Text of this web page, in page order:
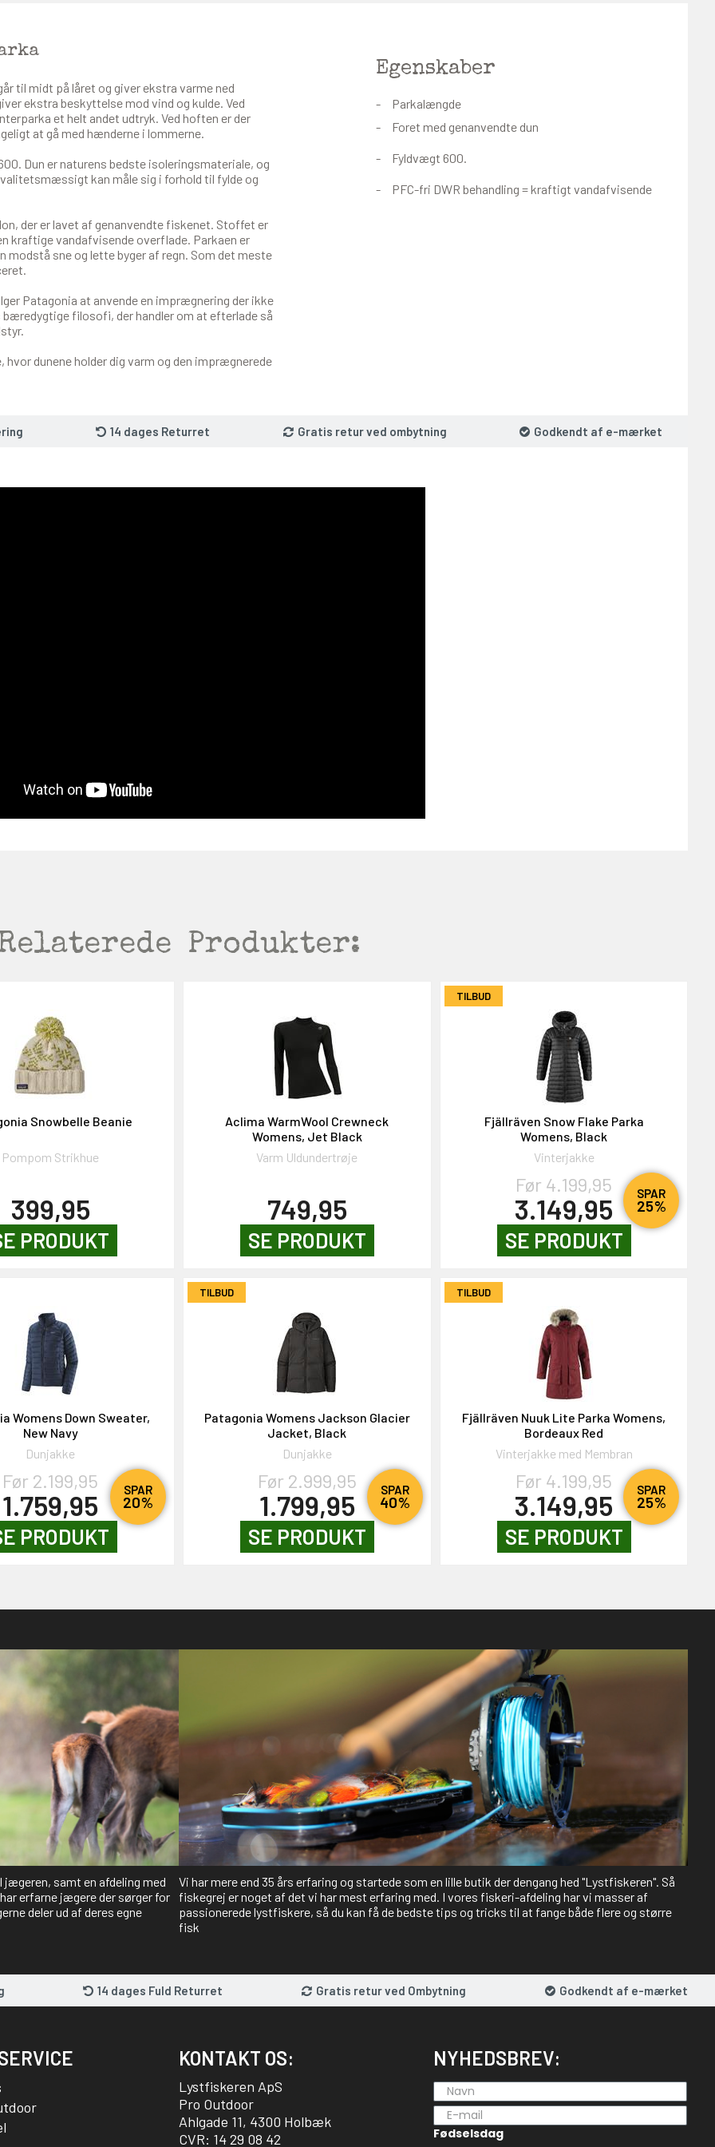
til midt på låret og giver ekstra varme ned
ekstra beskyttelse mod vind og kulde. Ved
et helt andet udtryk. Ved hoften er der
at gå med hænderne i lommerne.
Dun er naturens bedste isoleringsmateriale, og
kan måle sig i forhold til fylde og
der er lavet af genanvendte fiskenet. Stoffet er
kraftige vandafvisende overflade. Parkaen er
sne og lette byger af regn. Som det meste
Patagonia at anvende en imprægnering der ikke
filosofi, der handler om at efterlade så
dunene holder dig varm og den imprægnerede
Egenskaber
Parkalængde
Foret med genanvendte dun
Fyldvægt 600.
PFC-fri DWR behandling = kraftigt vandafvisende
14 dages Returret Gratis retur ved ombytning Godkendt af e-mærket
Produkter:
Snowbelle Beanie
Pompom Strikhue
399,95
PRODUKT
Aclima WarmWool Crewneck
Womens, Jet Black
Varm Uldundertrøje
749,95
SE PRODUKT
TILBUD
SPAR
25%
Fjällräven Snow Flake Parka
Womens, Black
Vinterjakke
Før 4.199,95
3.149,95
SE PRODUKT
SPAR
20%
Womens Down Sweater,
New Navy
Dunjakke
Før 2.199,95
1.759,95
PRODUKT
TILBUD
SPAR
40%
Patagonia Womens Jackson Glacier
Jacket, Black
Dunjakke
Før 2.999,95
1.799,95
SE PRODUKT
TILBUD
SPAR
25%
Fjällräven Nuuk Lite Parka Womens,
Bordeaux Red
Vinterjakke med Membran
Før 4.199,95
3.149,95
SE PRODUKT
samt en afdeling med
erfarne jægere der sørger for
deler ud af deres egne
Vi har mere end 35 års erfaring og startede som en lille butik der dengang hed "Lystfiskeren". Så
fiskegrej er noget af det vi har mest erfaring med. I vores fiskeri-afdeling har vi masser af
passionerede lystfiskere, så du kan få de bedste tips og tricks til at fange både flere og større
fisk
14 dages Fuld Returret Gratis retur ved Ombytning Godkendt af e-mærket
KONTAKT OS:
Lystfiskeren ApS
Pro Outdoor
Ahlgade 11, 4300 Holbæk
CVR: 14 29 08 42
NYHEDSBREV:
Fødselsdag